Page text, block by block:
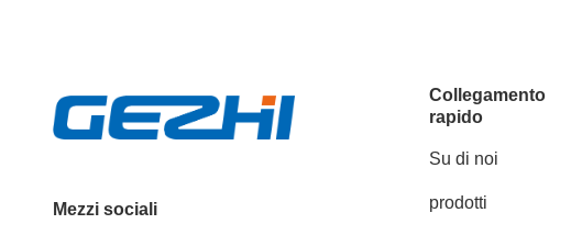
Mezzi sociali
Collegamento
rapido
Su di noi
prodotti